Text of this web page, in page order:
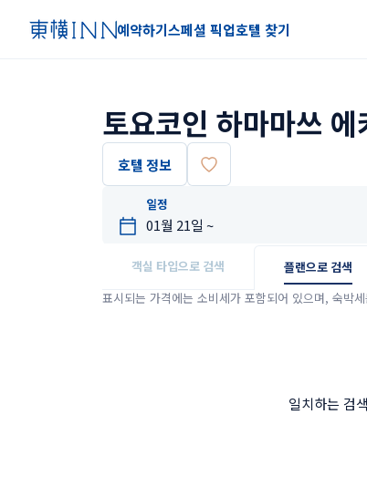
예약하기스페셜 픽업호텔 찾기
토요코인 하마마쓰 에
호텔 정보
일정
객실 타입으로 검색
플랜으로 검색
표시되는 가격에는 소비세가 포함되어 있으며, 숙박
일치하는 검